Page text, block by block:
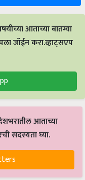
आताच्या बातम्या
जॉईन करा.व्हाट्सएप
आताच्या
सदस्यता घ्या.